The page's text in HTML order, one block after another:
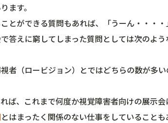
ます。
とができる質問もあれば、「うーん・・・・
答えに窮してしまった質問としては次のよう
視者（ロービジョン）とではどちらの数が多い
ば、これまで何度か視覚障害者向けの展示
とはまったく関係のない仕事をしていること